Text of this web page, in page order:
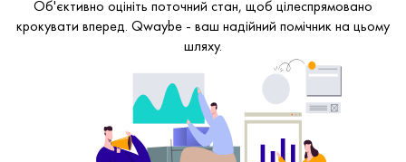
Об'єктивно оцініть поточний стан, щоб цілеспрямовано
крокувати вперед. Qwaybe - ваш надійний помічник на цьому
шляху.